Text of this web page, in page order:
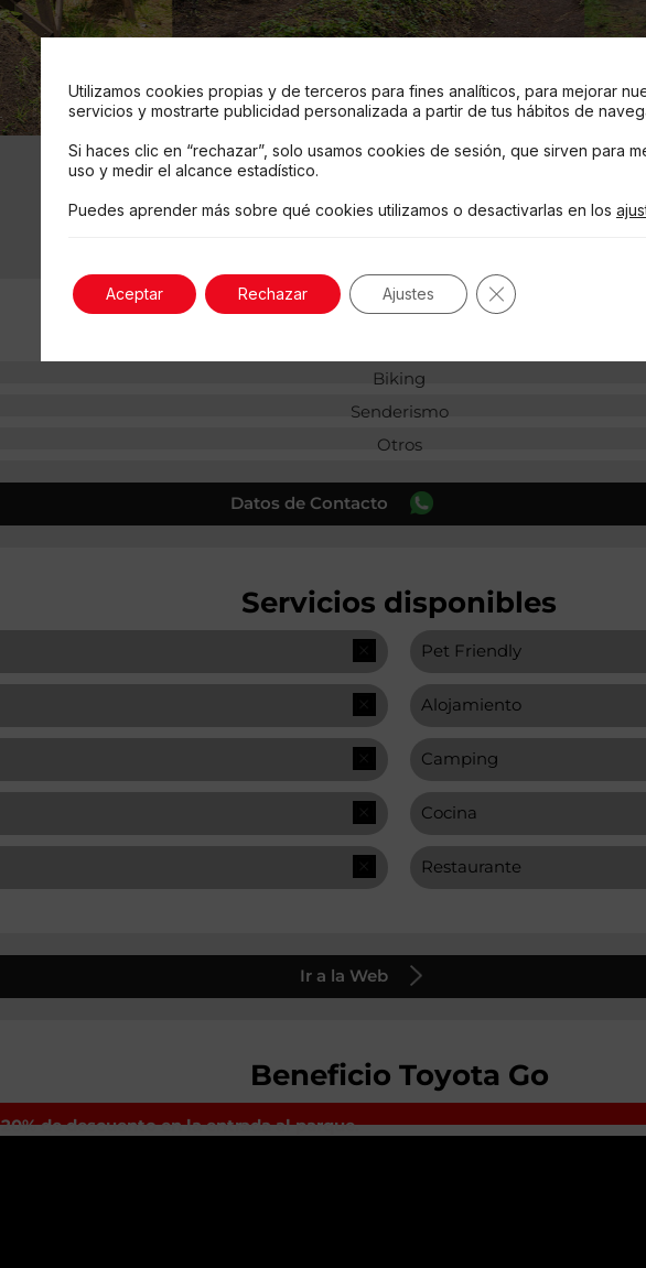
7º / 20º C 3199 msnm
Biking
Senderismo
Otros
Datos de Contacto
Servicios disponibles
Pet Friendly
Alojamiento
Camping
Cocina
Restaurante
Ir a la Web
Beneficio Toyota Go
20% de descuento en la entrada al parque.
Utilizamos cookies propias y de terceros para fines analíticos, para mejorar
servicios y mostrarte publicidad personalizada a partir de tus hábitos de
Si haces clic en “rechazar”, solo usamos cookies de sesión, que sirven para
uso y medir el alcance estadístico.
Puedes aprender más sobre qué cookies utilizamos o desactivarlas en los
Aceptar Rechazar Ajustes Cerrar el banner